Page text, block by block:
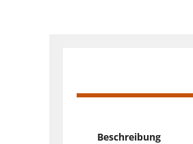
Beschreibung